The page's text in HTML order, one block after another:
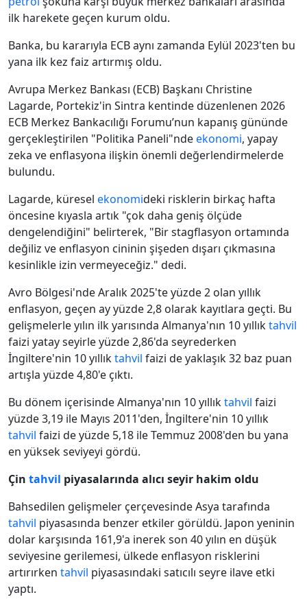
ilk harekete geçen kurum oldu.
Banka, bu kararıyla ECB aynı zamanda Eylül 2023'ten bu
yana ilk kez faiz artırmış oldu.
Avrupa Merkez Bankası (ECB) Başkanı Christine
Lagarde, Portekiz'in Sintra kentinde düzenlenen 2026
ECB Merkez Bankacılığı Forumu’nun kapanış gününde
gerçekleştirilen "Politika Paneli"ndeekonomi, yapay
zeka ve enflasyona ilişkin önemli değerlendirmelerde
bulundu.
Lagarde, küresel ekonomideki risklerin birkaç hafta
öncesine kıyasla artık "çok daha geniş ölçüde
dengelendiğini" belirterek, "Bir stagflasyon ortamında
değiliz ve enflasyon cininin şişeden dışarı çıkmasına
kesinlikle izin vermeyeceğiz." dedi.
Avro Bölgesi'nde Aralık 2025'te yüzde 2 olan yıllık
enflasyon, geçen ay yüzde 2,8 olarak kayıtlara geçti. Bu
gelişmelerle yılın ilk yarısında Almanya'nın 10 yıllıktahvil
faizi yatay seyirle yüzde 2,86'da seyrederken
İngiltere'nin 10 yıllıktahvil faizi de yaklaşık 32 baz puan
artışla yüzde 4,80'e çıktı.
Bu dönem içerisinde Almanya'nın 10 yıllıktahvil faizi
yüzde 3,19 ile Mayıs 2011'den, İngiltere'nin 10 yıllık
tahvil faizi de yüzde 5,18 ile Temmuz 2008'den bu yana
en yüksek seviyeyi gördü.
Çin tahvil piyasalarında alıcı seyir hakim oldu
Bahsedilen gelişmeler çerçevesinde Asya tarafında
tahvil piyasasında benzer etkiler görüldü. Japon yeninin
dolar karşısında 161,9'a inerek son 40 yılın en düşük
seviyesine gerilemesi, ülkede enflasyon risklerini
artırırken tahvil piyasasındaki satıcılı seyre ilave etki
yaptı.